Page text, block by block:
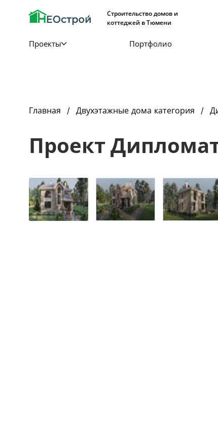
Строительство домов и
коттеджей в Тюмени
Проекты Портфолио
Главная Двухэтажные дома категория
Проект